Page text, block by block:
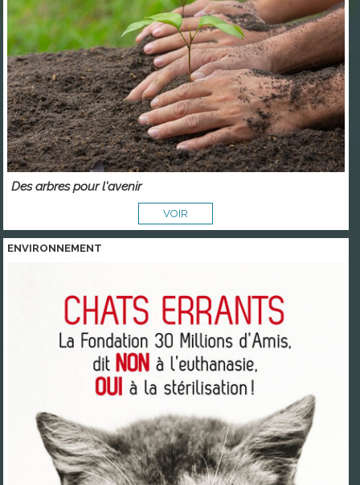
Des arbres pour l'avenir
VOIR
ENVIRONNEMENT